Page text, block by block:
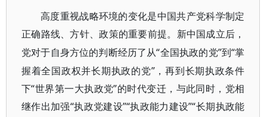
高度重视战略环境的变化是中国共产党科学制定
正确路线、方针、政策的重要前提。新中国成立后，
党对于自身方位的判断经历了从“全国执政的党”到“掌
握着全国政权并长期执政的党”，再到长期执政条件
下“世界第一大执政党”的时代变迁，与此同时，党相
继作出加强“执政党建设”“执政能力建设”“长期执政能